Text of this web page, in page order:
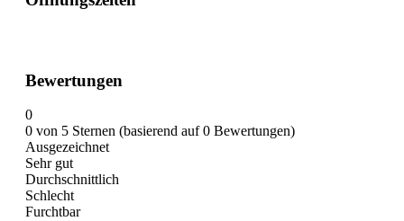
Bewertungen
0
0 von 5 Sternen (basierend auf 0 Bewertungen)
Ausgezeichnet
Sehr gut
Durchschnittlich
Schlecht
Furchtbar